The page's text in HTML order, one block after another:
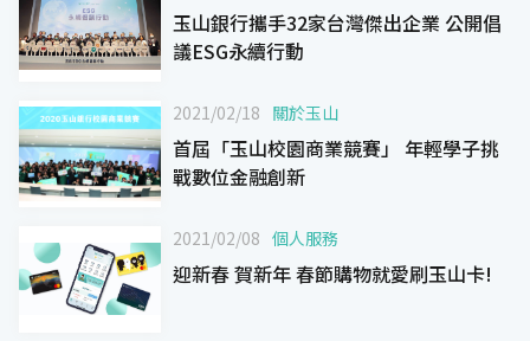
玉山銀行攜手32家台灣傑出企業 公開倡
議ESG永續行動
2021/02/18 關於玉山
首屆「玉山校園商業競賽」 年輕學子挑
戰數位金融創新
2021/02/08 個人服務
迎新春 賀新年 春節購物就愛刷玉山卡!